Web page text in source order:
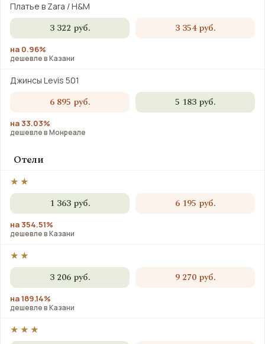
Платье в Zara / H&M
3 322 руб. 3 354 руб.
на 0.96%
дешевле в Казани
Джинсы Levis 501
6 895 руб. 5 183 руб.
на 33.03%
дешевле в Монреале
Отели
★★
1 363 руб. 6 195 руб.
на 354.51%
дешевле в Казани
★★
3 206 руб. 9 270 руб.
на 189.14%
дешевле в Казани
★★★